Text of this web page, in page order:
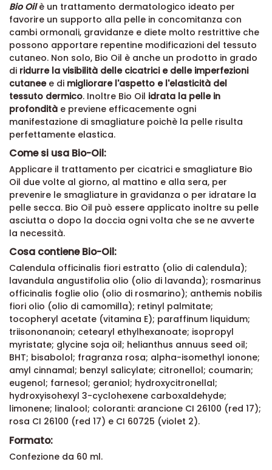
Bio Oilè un trattamento dermatologico ideato per
favorire un supporto alla pelle in concomitanza con
cambi ormonali, gravidanze e diete molto restrittive che
possono apportare repentine modificazioni del tessuto
cutaneo. Non solo, Bio Oil è anche un prodotto in grado
di ridurre la visibilità delle cicatrici e delle imperfezioni
cutaneee di migliorare l'aspetto e l'elasticità del
tessuto dermico. Inoltre Bio Oil idrata la pelle in
profondità e previene efficacemente ogni
manifestazione di smagliature poichè la pelle risulta
perfettamente elastica.
Come si usa Bio-Oil:
Applicare il trattamento per cicatrici e smagliature Bio
Oil due volte al giorno, al mattino e alla sera, per
prevenire le smagliature in gravidanza o per idratare la
pelle secca. Bio Oil può essere applicato inoltre su pelle
asciutta o dopo la doccia ogni volta che se ne avverte
la necessità.
Cosa contiene Bio-Oil:
Calendula officinalis fiori estratto (olio di calendula);
lavandula angustifolia olio (olio di lavanda); rosmarinus
officinalis foglie olio (olio di rosmarino); anthemis nobilis
fiori olio (olio di camomilla); retinyl palmitate;
tocopheryl acetate (vitamina E); paraffinum liquidum;
triisononanoin; cetearyl ethylhexanoate; isopropyl
myristate; glycine soja oil; helianthus annuus seed oil;
BHT; bisabolol; fragranza rosa; alpha-isomethyl ionone;
amyl cinnamal; benzyl salicylate; citronellol; coumarin;
eugenol; farnesol; geraniol; hydroxycitronellal;
hydroxyisohexyl 3-cyclohexene carboxaldehyde;
limonene; linalool; coloranti: arancione CI 26100 (red 17);
rosa CI 26100 (red 17) e CI 60725 (violet 2).
Formato:
Confezione da 60 ml.